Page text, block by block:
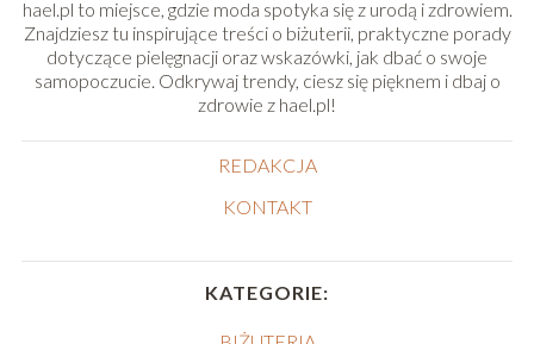
hael.pl to miejsce, gdzie moda spotyka się z urodą i zdrowiem.
Znajdziesz tu inspirujące treści o biżuterii, praktyczne porady
dotyczące pielęgnacji oraz wskazówki, jak dbać o swoje
samopoczucie. Odkrywaj trendy, ciesz się pięknem i dbaj o
zdrowie z hael.pl!
REDAKCJA
KONTAKT
KATEGORIE: